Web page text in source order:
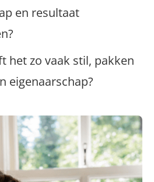
en resultaat
het zo vaak stil, pakken
eigenaarschap?